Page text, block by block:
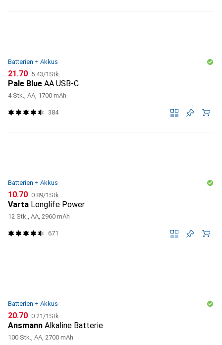
Batterien + Akkus
CHF
21.70 CHF
5.43/1Stk.
Pale Blue AA USB-C
4 Stk., AA, 1700 mAh
384
Batterien + Akkus
CHF
10.70 CHF
0.89/1Stk.
Varta Longlife Power
12 Stk., AA, 2960 mAh
671
Batterien + Akkus
CHF
20.70 CHF
0.21 /1Stk.
Ansmann Alkaline Batterie
100 Stk., AA, 2700 mAh